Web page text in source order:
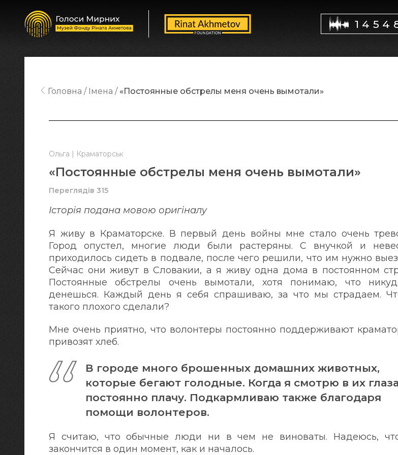
Ольга | Краматорськ
«Постоянные обстрелы меня очень вымотали»
Переглядів 315
Історія подана мовою оригіналy
Я живу в Краматорске. В первый день войны мне стало очень
Город опустел, многие люди были растеряны. С внучкой и
приходилось сидеть в подвале, после чего решили, что им нужно
Сейчас они живут в Словакии, а я живу одна дома в постоянном
Постоянные обстрелы очень вымотали, хотя понимаю, что
денешься. Каждый день я себя спрашиваю, за что мы страдаем.
такого плохого сделали?
Мне очень приятно, что волонтеры постоянно поддерживают
привозят хлеб.
В городе много брошенных домашних животных,
которые бегают голодные. Когда я смотрю в их
постоянно плачу. Подкармливаю также благодаря
помощи волонтеров.
Я считаю, что обычные люди ни в чем не виноваты. Надеюсь,
закончится в один момент, как и началось.
Головна Імена «Постоянные обстрелы меня очень вымотали»